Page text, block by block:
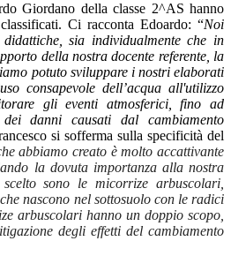
Giordano della classe 2^AS hanno
Ci racconta Edoardo: “Noi
sia individualmente che in
della nostra docente referente, la
potuto sviluppare i nostri elaborati
consapevole dell’acqua all'utilizzo
gli eventi atmosferici, fino ad
danni causati dal cambiamento
si sofferma sulla specificità del
abbiamo creato è molto accattivante
la dovuta importanza alla nostra
sono le micorrize arbuscolari,
nascono nel sottosuolo con le radici
arbuscolari hanno un doppio scopo,
degli effetti del cambiamento